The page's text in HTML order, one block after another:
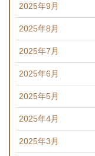
2025年9月
2025年8月
2025年7月
2025年6月
2025年5月
2025年4月
2025年3月